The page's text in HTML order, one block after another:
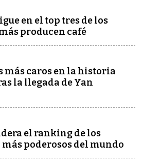
en el top tres de los
producen café
más caros en la historia
la llegada de Yan
el ranking de los
poderosos del mundo